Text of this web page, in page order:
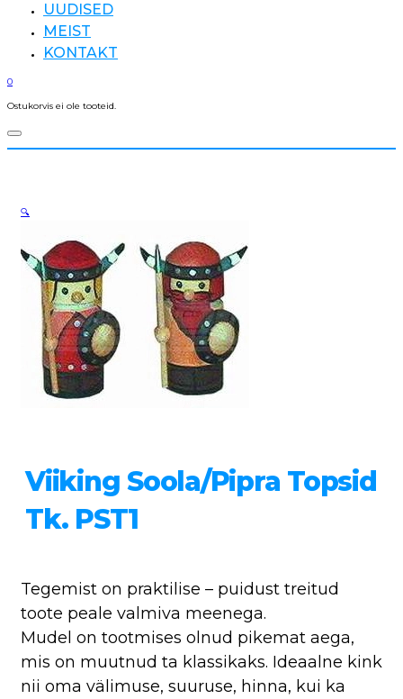
UUDISED
MEIST
KONTAKT
0
Ostukorvis ei ole tooteid.
Viiking Soola/pipra Topsid
Tk. PST1
Tegemist on praktilise – puidust treitud
toote peale valmiva meenega.
Mudel on tootmises olnud pikemat aega,
mis on muutnud ta klassikaks. Ideaalne kink
nii oma välimuse, suuruse, hinna, kui ka
🔍